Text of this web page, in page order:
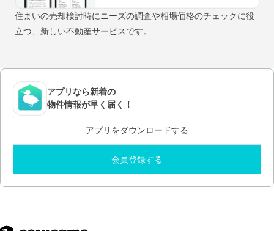
住まいの売却検討時にニーズの調査や相場価格のチェックに役
立つ、新しい不動産サービスです。
アプリなら新着の
物件情報が早く届く！
アプリをダウンロードする
会員登録する